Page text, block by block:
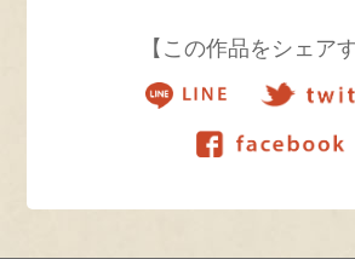
【この作品をシェア